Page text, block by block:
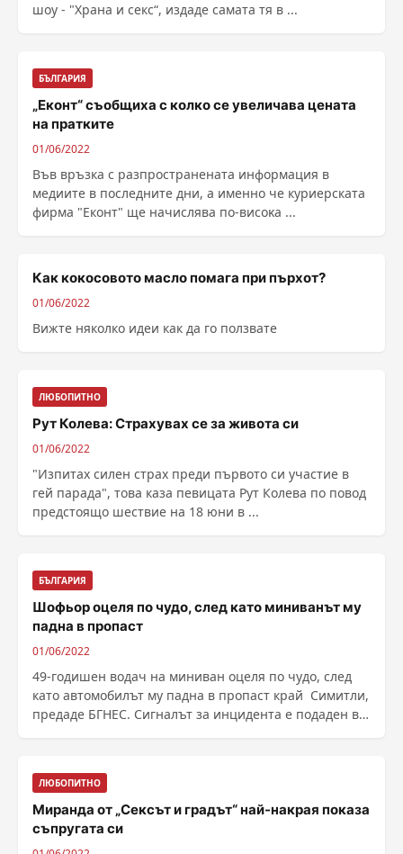
шоу - "Храна и секс“, издаде самата тя в ...
БЪЛГАРИЯ
„Еконт“ съобщиха с колко се увеличава цената
на пратките
01/06/2022
Във връзка с разпространената информация в
медиите в последните дни, а именно че куриерската
фирма "Еконт" щe нaчиcлявa пo-виcoĸa ...
Как кокосовото масло помага при пърхот?
01/06/2022
Вижте няколко идеи как да го ползвате
ЛЮБОПИТНО
Рут Колева: Страхувах се за живота си
01/06/2022
"Изпитах силен страх преди първото си участие в
гей парада", това каза певицата Рут Колева по повод
предстоящо шествие на 18 юни в ...
БЪЛГАРИЯ
Шофьор оцеля по чудо, след като миниванът му
падна в пропаст
01/06/2022
49-годишен водач на миниван оцеля по чудо, след
като автомобилът му падна в пропаст край Симитли,
предаде БГНЕС. Сигналът за инцидента е подаден в
ЛЮБОПИТНО
Миранда от „Сексът и градът“ най-накрая показа
съпругата си